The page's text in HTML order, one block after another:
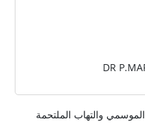
DR
والتهاب الملتحمة